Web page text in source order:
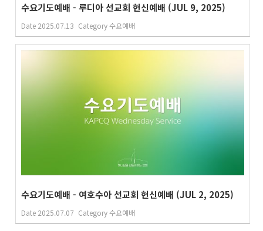
수요기도예배 - 루디아 선교회 헌신예배 (JUL 9, 2025)
Date 2025.07.13 Category수요예배
수요기도예배 - 여호수아 선교회 헌신예배 (JUL 2, 2025)
Date 2025.07.07 Category수요예배